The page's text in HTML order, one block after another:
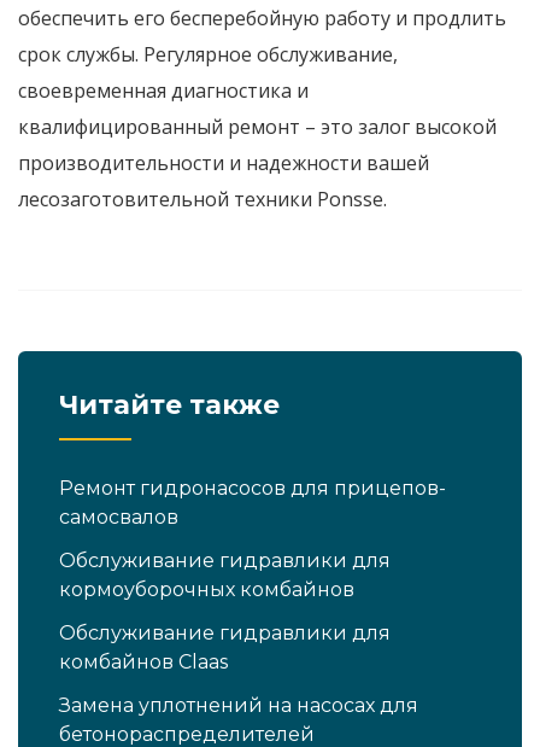
обеспечить его бесперебойную работу и продлить
срок службы. Регулярное обслуживание,
своевременная диагностика и
квалифицированный ремонт – это залог высокой
производительности и надежности вашей
лесозаготовительной техники Ponsse.
Читайте также
Ремонт гидронасосов для прицепов-
самосвалов
Обслуживание гидравлики для
кормоуборочных комбайнов
Обслуживание гидравлики для
комбайнов Claas
Замена уплотнений на насосах для
бетонораспределителей